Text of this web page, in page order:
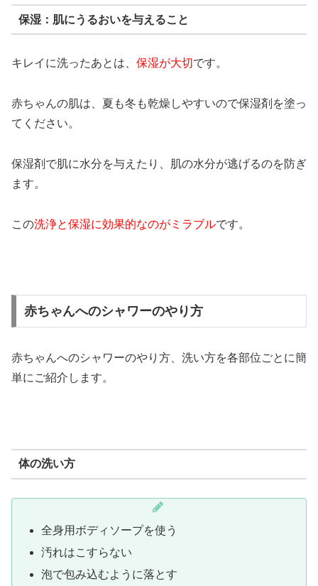
保湿：肌にうるおいを与えること
キレイに洗ったあとは、 保湿が大切です。
赤ちゃんの肌は、夏も冬も乾燥しやすいので保湿剤を塗っ
てください。
保湿剤で肌に水分を与えたり、肌の水分が逃げるのを防ぎ
ます。
この洗浄と保湿に効果的なのがミラブルです。
赤ちゃんへのシャワーのやり方
赤ちゃんへのシャワーのやり方、洗い方を各部位ごとに簡
単にご紹介します。
体の洗い方
全身用ボディソープを使う
汚れはこすらない
泡で包み込むように落とす